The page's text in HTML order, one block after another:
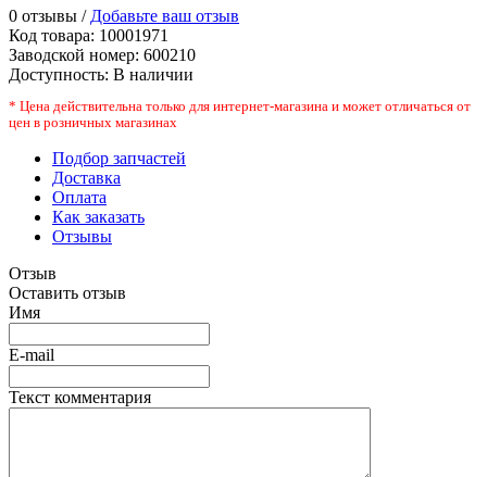
0 отзывы / Добавьте ваш отзыв
Код товара: 10001971
Заводской номер: 600210
Доступность: В наличии
* Цена действительна только для интернет-магазина и может отличаться от
цен в розничных магазинах
Подбор запчастей
Доставка
Оплата
Как заказать
Отзывы
Отзыв
Оставить отзыв
Имя
E-mail
Текст комментария